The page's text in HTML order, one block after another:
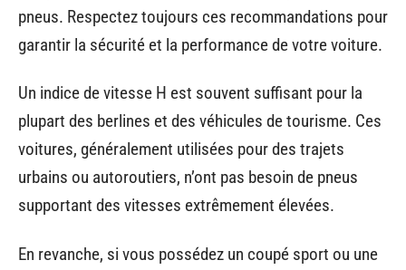
pneus. Respectez toujours ces recommandations pour
garantir la sécurité et la performance de votre voiture.
Un indice de vitesse H est souvent suffisant pour la
plupart des berlines et des véhicules de tourisme. Ces
voitures, généralement utilisées pour des trajets
urbains ou autoroutiers, n’ont pas besoin de pneus
supportant des vitesses extrêmement élevées.
En revanche, si vous possédez un coupé sport ou une